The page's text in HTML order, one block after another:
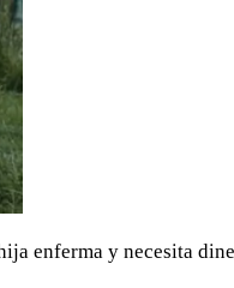
enferma y necesita